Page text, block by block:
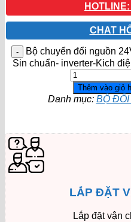
CHAT
Bộ chuyển đổi nguồn
Sin chuẩn- inverter-Kich
Thêm vào giỏ
Danh mục: BỘ
LẮP ĐẶT
Lắp đặt vận